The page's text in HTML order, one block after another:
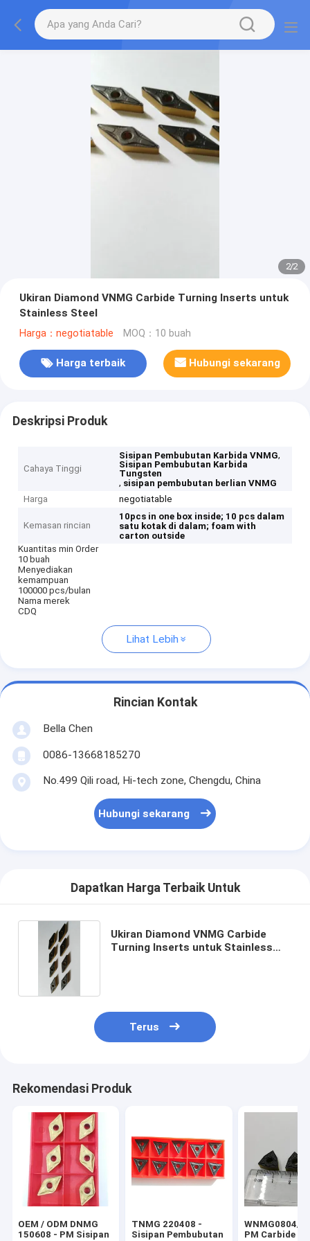
2/2
Ukiran Diamond VNMG Carbide Turning Inserts untuk
Stainless Steel
Harga：negotiatable MOQ：10 buah
Harga terbaik Hubungi sekarang
Deskripsi Produk
Cahaya Tinggi
Sisipan Pembubutan Karbida VNMG,
Sisipan Pembubutan Karbida
Tungsten
, sisipan pembubutan berlian VNMG
Harga
negotiatable
Kemasan rincian
10pcs in one box inside; 10 pcs dalam
satu kotak di dalam; foam with
carton outside
Kuantitas min Order
10 buah
Menyediakan
kemampuan
100000 pcs/bulan
Nama merek
CDQ
Lihat Lebih
Rincian Kontak
Bella Chen
0086-13668185270
No.499 Qili road, Hi-tech zone, Chengdu, China
Hubungi sekarang
Dapatkan Harga Terbaik Untuk
Ukiran Diamond VNMG Carbide
Turning Inserts untuk Stainless
Terus
Rekomendasi Produk
OEM / ODM DNMG
150608 - PM Sisipan
TNMG 220408 -
Sisipan Pembubutan
WNMG0804/
PM Carbide